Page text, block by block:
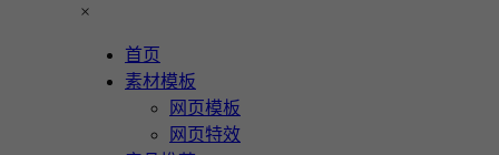
×
首页
素材模板
网页模板
网页特效